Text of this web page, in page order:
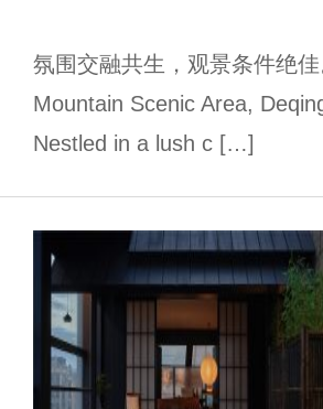
氛围交融共生，观景条件绝
Mountain Scenic Area,
Nestled in a lush c […]